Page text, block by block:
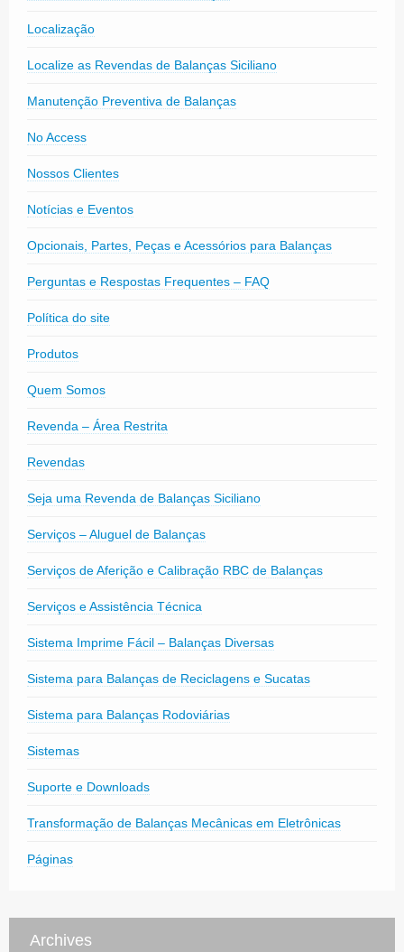
Localização
Localize as Revendas de Balanças Siciliano
Manutenção Preventiva de Balanças
No Access
Nossos Clientes
Notícias e Eventos
Opcionais, Partes, Peças e Acessórios para Balanças
Perguntas e Respostas Frequentes – FAQ
Política do site
Produtos
Quem Somos
Revenda – Área Restrita
Revendas
Seja uma Revenda de Balanças Siciliano
Serviços – Aluguel de Balanças
Serviços de Aferição e Calibração RBC de Balanças
Serviços e Assistência Técnica
Sistema Imprime Fácil – Balanças Diversas
Sistema para Balanças de Reciclagens e Sucatas
Sistema para Balanças Rodoviárias
Sistemas
Suporte e Downloads
Transformação de Balanças Mecânicas em Eletrônicas
Páginas
Archives